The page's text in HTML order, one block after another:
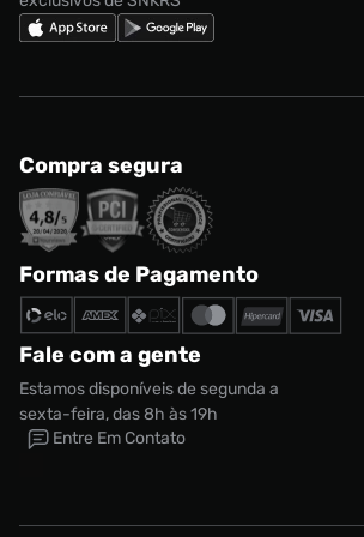
Compra segura
Formas de Pagamento
Fale com a gente
Estamos disponíveis de segunda a
sexta-feira, das 8h às 19h
Entre Em Contato